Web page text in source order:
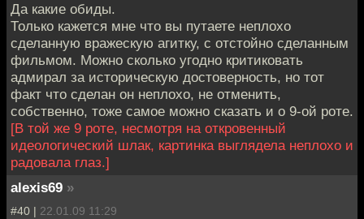
Да какие обиды.
Только кажется мне что вы путаете неплохо
сделанную вражескую агитку, с отстойно сделанным
фильмом. Можно сколько угодно критиковать
адмирал за историческую достоверность, но тот
факт что сделан он неплохо, не отменить,
собственно, тоже самое можно сказать и о 9-ой роте.
[В той же 9 роте, несмотря на откровенный
идеологический шлак, картинка выглядела неплохо и
радовала глаз.]
alexis69 »
#40 | 22.01.09 11:29